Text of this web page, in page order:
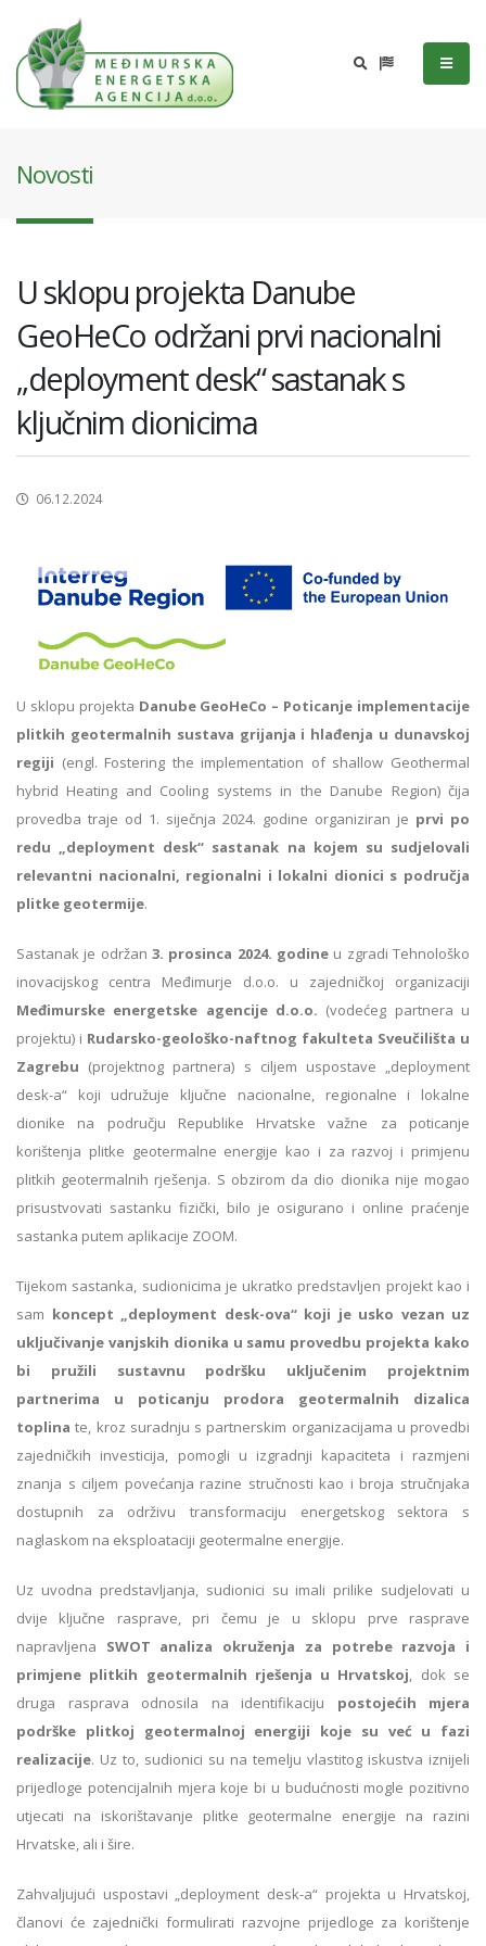
Novosti
U sklopu projekta Danube
GeoHeCo održani prvi nacionalni
„deployment desk“ sastanak s
ključnim dionicima
06.12.2024
U sklopu projekta Danube GeoHeCo – Poticanje implementacije
plitkih geotermalnih sustava grijanja i hlađenja u dunavskoj
regiji (engl. Fostering the implementation of shallow Geothermal
hybrid Heating and Cooling systems in the Danube Region) čija
provedba traje od 1. siječnja 2024. godine organiziran je prvi po
redu „deployment desk“ sastanak na kojem su sudjelovali
relevantni nacionalni, regionalni i lokalni dionici s područja
plitke geotermije.
Sastanak je održan 3. prosinca 2024. godine u zgradi Tehnološko
inovacijskog centra Međimurje d.o.o. u zajedničkoj organizaciji
Međimurske energetske agencije d.o.o. (vodećeg partnera u
projektu) i Rudarsko-geološko-naftnog fakulteta Sveučilišta u
Zagrebu (projektnog partnera) s ciljem uspostave „deployment
desk-a“ koji udružuje ključne nacionalne, regionalne i lokalne
dionike na području Republike Hrvatske važne za poticanje
korištenja plitke geotermalne energije kao i za razvoj i primjenu
plitkih geotermalnih rješenja. S obzirom da dio dionika nije mogao
prisustvovati sastanku fizički, bilo je osigurano i online praćenje
sastanka putem aplikacije ZOOM.
Tijekom sastanka, sudionicima je ukratko predstavljen projekt kao i
sam koncept „deployment desk-ova“ koji je usko vezan uz
uključivanje vanjskih dionika u samu provedbu projekta kako
bi pružili sustavnu podršku uključenim projektnim
partnerima u poticanju prodora geotermalnih dizalica
toplina te, kroz suradnju s partnerskim organizacijama u provedbi
zajedničkih investicija, pomogli u izgradnji kapaciteta i razmjeni
znanja s ciljem povećanja razine stručnosti kao i broja stručnjaka
dostupnih za održivu transformaciju energetskog sektora s
naglaskom na eksploataciji geotermalne energije.
Uz uvodna predstavljanja, sudionici su imali prilike sudjelovati u
dvije ključne rasprave, pri čemu je u sklopu prve rasprave
napravljena SWOT analiza okruženja za potrebe razvoja i
primjene plitkih geotermalnih rješenja u Hrvatskoj , dok se
druga rasprava odnosila na identifikaciju postojećih mjera
podrške plitkoj geotermalnoj energiji koje su već u fazi
realizacije. Uz to, sudionici su na temelju vlastitog iskustva iznijeli
prijedloge potencijalnih mjera koje bi u budućnosti mogle pozitivno
utjecati na iskorištavanje plitke geotermalne energije na razini
Hrvatske, ali i šire.
Zahvaljujući uspostavi „deployment desk-a“ projekta u Hrvatskoj,
članovi će zajednički formulirati razvojne prijedloge za korištenje